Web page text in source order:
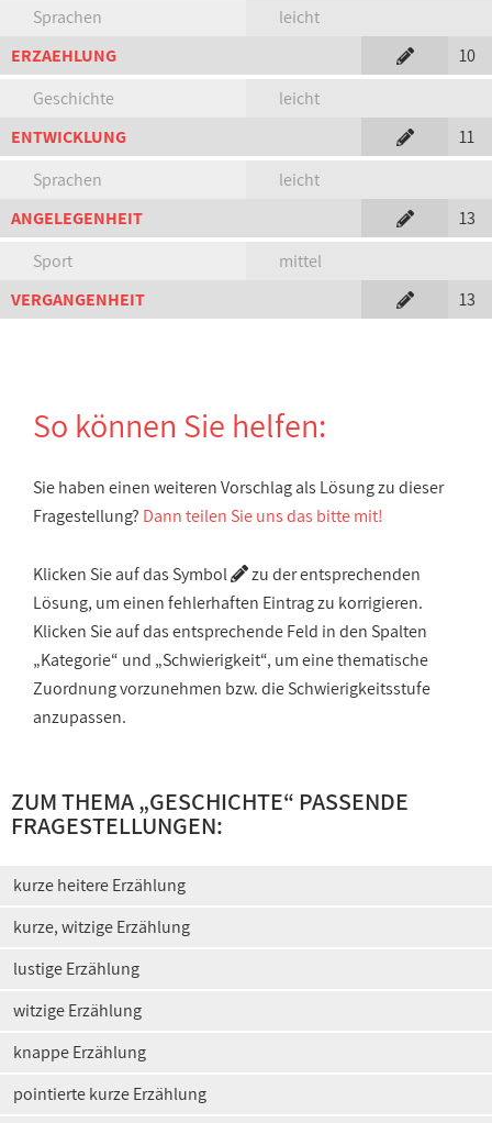
Sprachen
leicht
ERZAEHLUNG
10
Geschichte
leicht
ENTWICKLUNG
11
Sprachen
leicht
ANGELEGENHEIT
13
Sport
mittel
VERGANGENHEIT
13
So können Sie helfen:
Sie haben einen weiteren Vorschlag als Lösung zu dieser
Fragestellung? Dann teilen Sie uns das bitte mit!
Klicken Sie auf das Symbol
zu der entsprechenden
Lösung, um einen fehlerhaften Eintrag zu korrigieren.
Klicken Sie auf das entsprechende Feld in den Spalten
„Kategorie“ und „Schwierigkeit“, um eine thematische
Zuordnung vorzunehmen bzw. die Schwierigkeitsstufe
anzupassen.
ZUM THEMA „GESCHICHTE“ PASSENDE
FRAGESTELLUNGEN:
kurze heitere Erzählung
kurze, witzige Erzählung
lustige Erzählung
witzige Erzählung
knappe Erzählung
pointierte kurze Erzählung